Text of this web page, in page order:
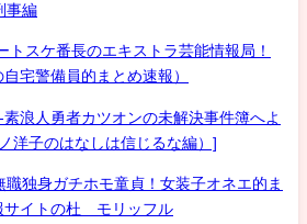
事編
トスケ番長のエキストラ芸能情報局！
宅警備員的まとめ速報）
浪人勇者カツオンの未解決事件簿へよ
洋子のはなしは信じるな編）]
身ガチホモ童貞！女装子オネエ的ま
サイトの杜 モリッフル